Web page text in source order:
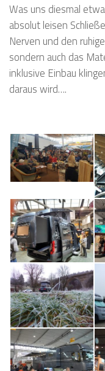
Was uns diesmal
absolut leisen
Nerven und den
sondern auch das
inklusive Einbau
daraus wird….